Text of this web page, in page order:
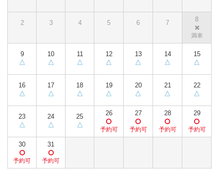
2 3 4 5 6 7 8
9 10 11 12 13 14 15
16 17 18 19 20 21 22
23 24 25 26 27 28 29
30 31